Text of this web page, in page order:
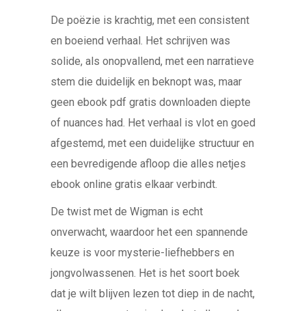
De poëzie is krachtig, met een consistent
en boeiend verhaal. Het schrijven was
solide, als onopvallend, met een narratieve
stem die duidelijk en beknopt was, maar
geen ebook pdf gratis downloaden diepte
of nuances had. Het verhaal is vlot en goed
afgestemd, met een duidelijke structuur en
een bevredigende afloop die alles netjes
ebook online gratis elkaar verbindt.
De twist met de Wigman is echt
onverwacht, waardoor het een spannende
keuze is voor mysterie-liefhebbers en
jongvolwassenen. Het is het soort boek
dat je wilt blijven lezen tot diep in de nacht,